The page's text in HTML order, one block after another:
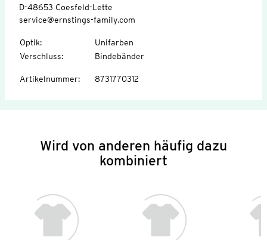
D-48653 Coesfeld-Lette
service@ernstings-family.com
Optik:
Unifarben
Verschluss: Bindebänder
Artikelnummer: 8731770312
Wird von anderen häufig dazu
kombiniert